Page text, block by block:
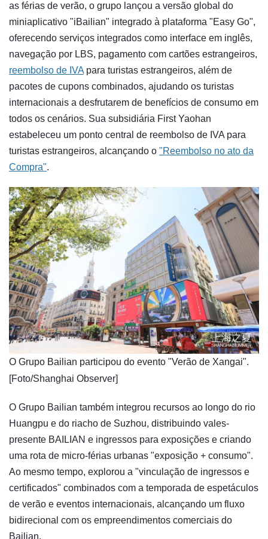
as férias de verão, o grupo lançou a versão global do
miniaplicativo "iBailian" integrado à plataforma "Easy Go",
oferecendo serviços integrados como interface em inglês,
navegação por LBS, pagamento com cartões estrangeiros,
reembolso de IVA para turistas estrangeiros, além de
pacotes de cupons combinados, ajudando os turistas
internacionais a desfrutarem de benefícios de consumo em
todos os cenários. Sua subsidiária First Yaohan
estabeleceu um ponto central de reembolso de IVA para
turistas estrangeiros, alcançando o "Reembolso no ato da
Compra".
​O Grupo Bailian participou do evento "Verão de Xangai".
[Foto/Shanghai Observer]
O Grupo Bailian também integrou recursos ao longo do rio
Huangpu e do riacho de Suzhou, distribuindo vales-
presente BAILIAN e ingressos para exposições e criando
uma rota de micro-férias urbanas "exposição + consumo".
Ao mesmo tempo, explorou a "vinculação de ingressos e
certificados" combinados com a temporada de espetáculos
de verão e eventos internacionais, alcançando um fluxo
bidirecional com os empreendimentos comerciais do
Bailian.